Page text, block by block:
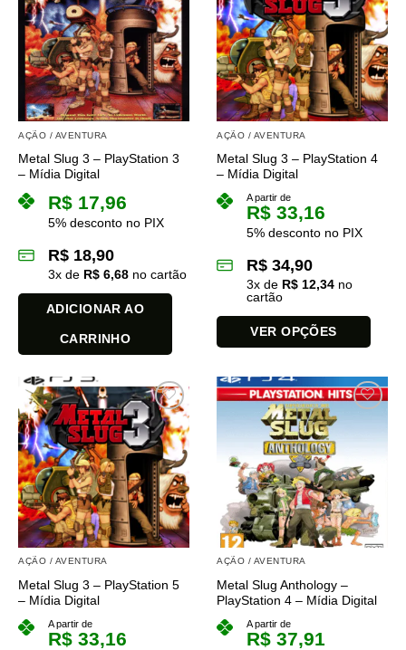
AÇÃO / AVENTURA
Metal Slug 3 – PlayStation 3
– Mídia Digital
R$ 17,96
5% desconto no PIX
R$ 18,90
3x de R$ 6,68 no cartão
ADICIONAR AO
CARRINHO
AÇÃO / AVENTURA
Metal Slug 3 – PlayStation 4
– Mídia Digital
A partir de
R$ 33,16
5% desconto no PIX
R$ 34,90
3x de R$ 12,34 no
cartão
VER OPÇÕES
produto
tem
variantes.
opções
podem
ser
escolhidas
na
página
do
produto
AÇÃO / AVENTURA
Metal Slug 3 – PlayStation 5
– Mídia Digital
A partir de
R$ 33,16
AÇÃO / AVENTURA
Metal Slug Anthology –
PlayStation 4 – Mídia Digital
A partir de
R$ 37,91